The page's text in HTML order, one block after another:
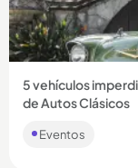
5 vehículos
de Autos Clásicos
Eventos